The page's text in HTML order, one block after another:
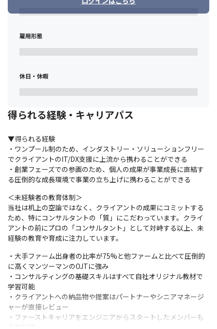
雇用形態
休日・休暇
得られる経験・キャリアパス
▼得られる経験
・ワンプール制のため、インダストリー・ソリューションフリー
でクライアントのIT/DX支援に上流から携わることができる
・創業フェーズでの参画のため、個人の成果が事業成長に直結す
る圧倒的な成長環境で事業の立ち上げに携わることができる
＜未経験者の教育体制＞
当社は机上の空論ではなく、クライアントの成果にコミットする
ため、特にコンサルタントの「質」にこだわっています。クライ
アントの前にプロの「コンサルタント」として対峙する以上、未
経験の教育や育成に注力しています。
・大手ファーム出身者の比率が75%と他ファームと比べて圧倒的
に高くマンツーマンのOJTに強み
・コンサルティングの基礎スキルはすべて自社オリジナル教材で
学習可能
・クライアントへの納品物や提案はパートナーやシニアマネージ
ャーが直接レビュー
・ファーストキャリアをエンジニアからスタートしたメンバーも